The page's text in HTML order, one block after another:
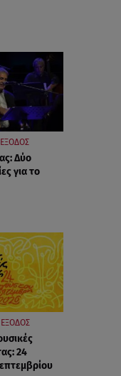
ΕΞΟΔΟΣ
Δύο
για το
ΕΞΟΔΟΣ
24